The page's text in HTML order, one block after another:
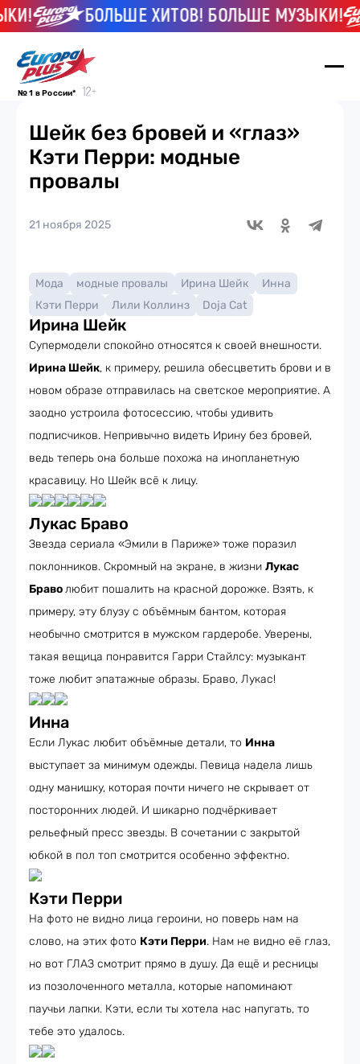
БОЛЬШЕ ХИТОВ! БОЛЬШЕ МУЗЫКИ!
№ 1 в России*
Шейк без бровей и «глаз»
Кэти Перри: модные
провалы
21 ноября 2025
Мода модные провалы Ирина Шейк
Инна
Кэти Перри
Лили Коллинз Doja Cat
Ирина Шейк
Супермодели спокойно относятся к своей внешности.
Ирина Шейк, к примеру, решила обесцветить брови и в
новом образе отправилась на светское мероприятие. А
заодно устроила фотосессию, чтобы удивить
подписчиков. Непривычно видеть Ирину без бровей,
ведь теперь она больше похожа на инопланетную
красавицу. Но Шейк всё к лицу.
Лукас Браво
Звезда сериала «Эмили в Париже» тоже поразил
поклонников. Скромный на экране, в жизни Лукас
Браволюбит пошалить на красной дорожке. Взять, к
примеру, эту блузу с объёмным бантом, которая
необычно смотрится в мужском гардеробе. Уверены,
такая вещица понравится Гарри Стайлсу: музыкант
тоже любит эпатажные образы. Браво, Лукас!
Инна
Если Лукас любит объёмные детали, то Инна
выступает за минимум одежды. Певица надела лишь
одну манишку, которая почти ничего не скрывает от
посторонних людей. И шикарно подчёркивает
рельефный пресс звезды. В сочетании с закрытой
юбкой в пол топ смотрится особенно эффектно.
Кэти Перри
На фото не видно лица героини, но поверь нам на
слово, на этих фото Кэти Перри. Нам не видно её глаз,
но вот ГЛАЗ смотрит прямо в душу. Да ещё и ресницы
из позолоченного металла, которые напоминают
паучьи лапки. Кэти, если ты хотела нас напугать, то
тебе это удалось.